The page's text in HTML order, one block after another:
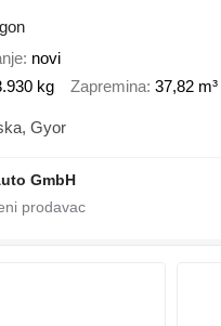
novi
kg Zapremina 37,82 m³
Gyor
GmbH